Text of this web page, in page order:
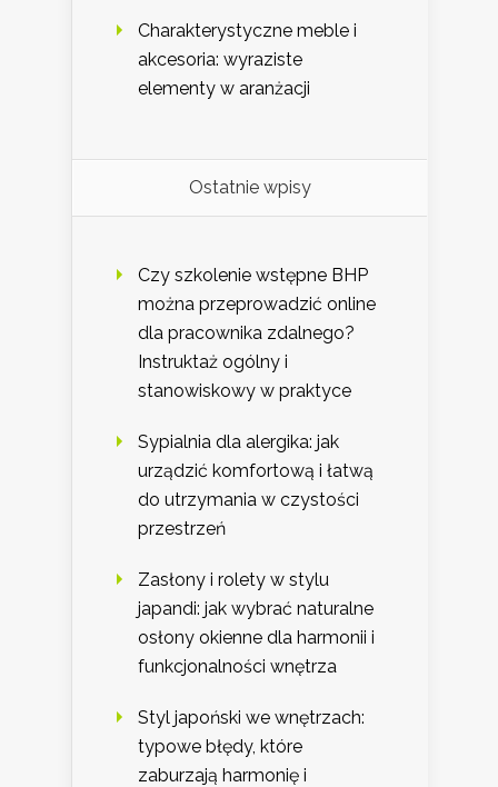
Charakterystyczne meble i
akcesoria: wyraziste
elementy w aranżacji
Ostatnie wpisy
Czy szkolenie wstępne BHP
można przeprowadzić online
dla pracownika zdalnego?
Instruktaż ogólny i
stanowiskowy w praktyce
Sypialnia dla alergika: jak
urządzić komfortową i łatwą
do utrzymania w czystości
przestrzeń
Zasłony i rolety w stylu
japandi: jak wybrać naturalne
osłony okienne dla harmonii i
funkcjonalności wnętrza
Styl japoński we wnętrzach:
typowe błędy, które
zaburzają harmonię i